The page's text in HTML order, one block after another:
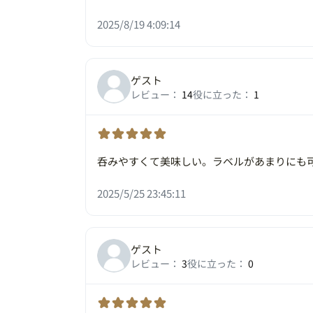
2025/8/19 4:09:14
ゲスト
レビュー： 14役に立った： 1
呑みやすくて美味しい。ラベルがあまりにも
2025/5/25 23:45:11
ゲスト
レビュー： 3役に立った： 0